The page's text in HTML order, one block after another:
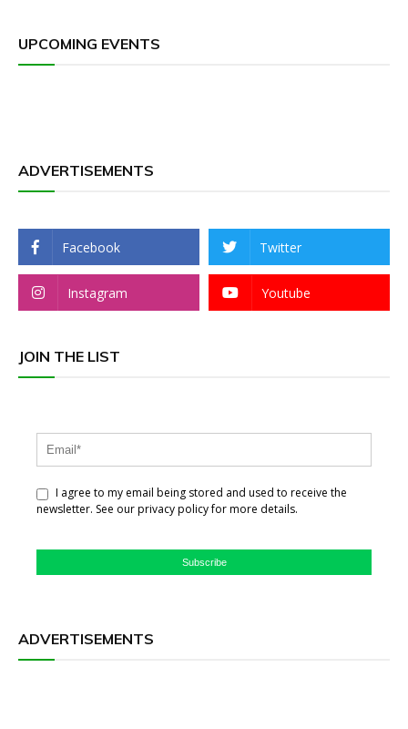
UPCOMING EVENTS
ADVERTISEMENTS
Facebook Twitter
Instagram Youtube
JOIN THE LIST
I agree to my email being stored and used to receive the
newsletter. See our privacy policy for more details.
Subscribe
ADVERTISEMENTS